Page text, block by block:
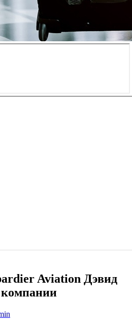
Aviation Дэвид
компании